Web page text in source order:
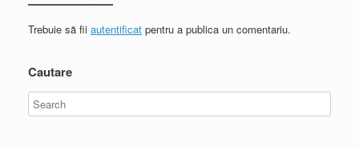
Trebuie să fii autentificat pentru a publica un comentariu.
Cautare